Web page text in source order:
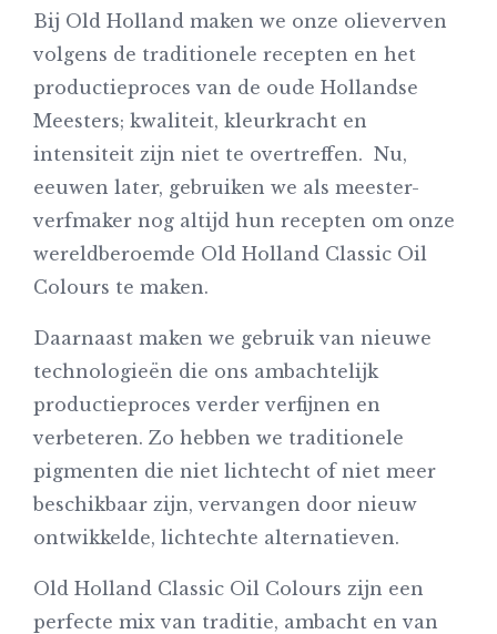
Bij Old Holland maken we onze olieverven
volgens de traditionele recepten en het
productieproces van de oude Hollandse
Meesters; kwaliteit, kleurkracht en
intensiteit zijn niet te overtreffen. Nu,
eeuwen later, gebruiken we als meester-
verfmaker nog altijd hun recepten om onze
wereldberoemde Old Holland Classic Oil
Colours te maken.
Daarnaast maken we gebruik van nieuwe
technologieën die ons ambachtelijk
productieproces verder verfijnen en
verbeteren. Zo hebben we traditionele
pigmenten die niet lichtecht of niet meer
beschikbaar zijn, vervangen door nieuw
ontwikkelde, lichtechte alternatieven.
Old Holland Classic Oil Colours zijn een
perfecte mix van traditie, ambacht en van